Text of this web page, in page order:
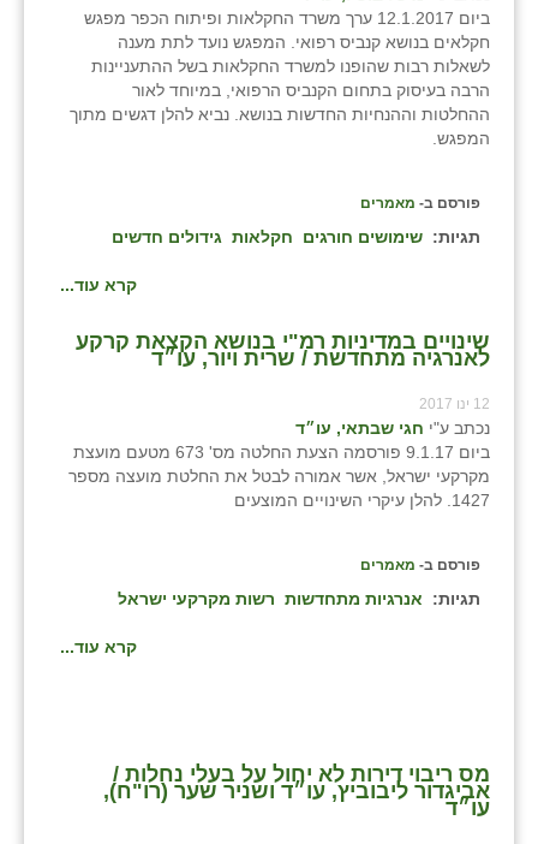
ביום 12.1.2017 ערך משרד החקלאות ופיתוח הכפר מפגש
חקלאים בנושא קנביס רפואי. המפגש נועד לתת מענה
לשאלות רבות שהופנו למשרד החקלאות בשל ההתעניינות
הרבה בעיסוק בתחום הקנביס הרפואי, במיוחד לאור
ההחלטות וההנחיות החדשות בנושא. נביא להלן דגשים מתוך
המפגש.
פורסם ב- מאמרים
תגיות: שימושים חורגים חקלאות גידולים חדשים
קרא עוד...
שינויים במדיניות רמ"י בנושא הקצאת קרקע
לאנרגיה מתחדשת / שרית ויור, עו״ד
12 ינו 2017
נכתב ע"י חגי שבתאי, עו״ד
ביום 9.1.17 פורסמה הצעת החלטה מס' 673 מטעם מועצת
מקרקעי ישראל, אשר אמורה לבטל את החלטת מועצה מספר
1427. להלן עיקרי השינויים המוצעים
פורסם ב- מאמרים
תגיות: אנרגיות מתחדשות רשות מקרקעי ישראל
קרא עוד...
מס ריבוי דירות לא יחול על בעלי נחלות /
אביגדור ליבוביץ, עו״ד ושניר שער (רו"ח),
עו״ד
כפר שמריהו
מגשימים
מישר
מנחמיה
ניר צבי
עין חצבה
עמרים
רמות השבים